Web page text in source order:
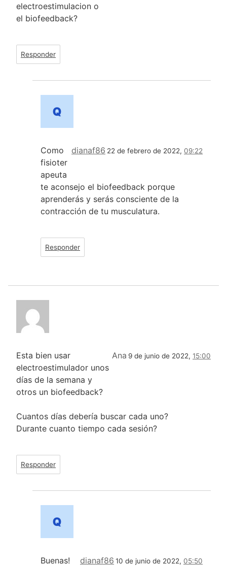
electroestimulacion o
el biofeedback?
Responder
dianaf86 22 de febrero de 2022, 09:22
Como
fisioter
apeuta
te aconsejo el biofeedback porque
aprenderás y serás consciente de la
contracción de tu musculatura.
Responder
Ana 9 de junio de 2022, 15:00
Esta bien usar
electroestimulador unos
días de la semana y
otros un biofeedback?
Cuantos días debería buscar cada uno?
Durante cuanto tiempo cada sesión?
Responder
dianaf86 10 de junio de 2022, 05:50
Buenas!